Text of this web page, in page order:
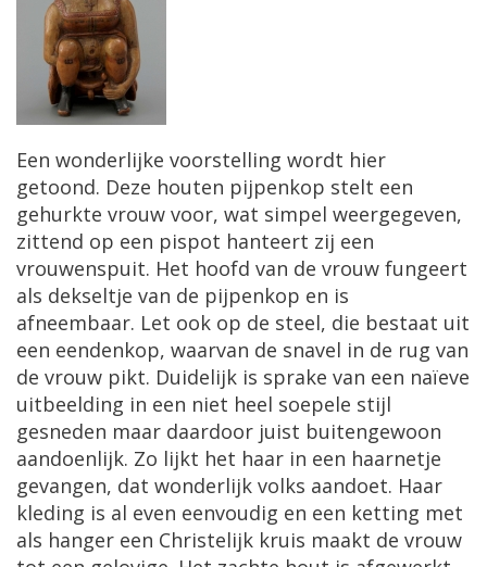
Een wonderlijke voorstelling wordt hier
getoond. Deze houten pijpenkop stelt een
gehurkte vrouw voor, wat simpel weergegeven,
zittend op een pispot hanteert zij een
vrouwenspuit. Het hoofd van de vrouw fungeert
als dekseltje van de pijpenkop en is
afneembaar. Let ook op de steel, die bestaat uit
een eendenkop, waarvan de snavel in de rug van
de vrouw pikt. Duidelijk is sprake van een naïeve
uitbeelding in een niet heel soepele stijl
gesneden maar daardoor juist buitengewoon
aandoenlijk. Zo lijkt het haar in een haarnetje
gevangen, dat wonderlijk volks aandoet. Haar
kleding is al even eenvoudig en een ketting met
als hanger een Christelijk kruis maakt de vrouw